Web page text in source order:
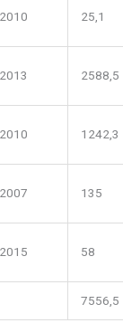
2010 25,1
2013 2588,5
2010 1242,3
2007 135
2015 58
7556,5